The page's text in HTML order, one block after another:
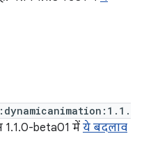
1.1.0-beta01 में ये बदलाव